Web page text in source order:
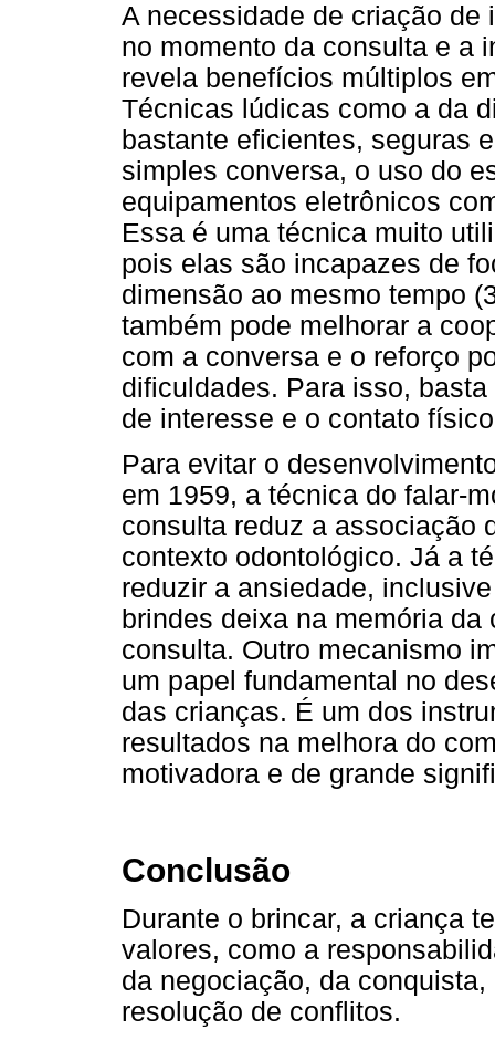
A necessidade de criação
no momento da consulta e a
revela benefícios múltiplos
Técnicas lúdicas como a da
bastante eficientes, seguras
simples conversa, o uso do
equipamentos eletrônicos
Essa é uma técnica muito
pois elas são incapazes de
dimensão ao mesmo tempo
também pode melhorar a
com a conversa e o reforço
dificuldades. Para isso,
de interesse e o contato
Para evitar o
em 1959, a técnica do falar-
consulta reduz a associação
contexto odontológico. Já a
reduzir a ansiedade,
brindes deixa na memória
consulta. Outro mecanismo
um papel fundamental no
das crianças. É um dos
resultados na melhora do
motivadora e de grande
Conclusão
Durante o brincar, a criança
valores, como a
da negociação, da
resolução de conflitos.